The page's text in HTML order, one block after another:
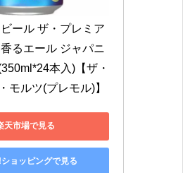
ール ザ・プレミア
るエール ジャパニ
本入)【ザ・
モルツ(プレモル)】
天市場で見る
ョッピングで見る